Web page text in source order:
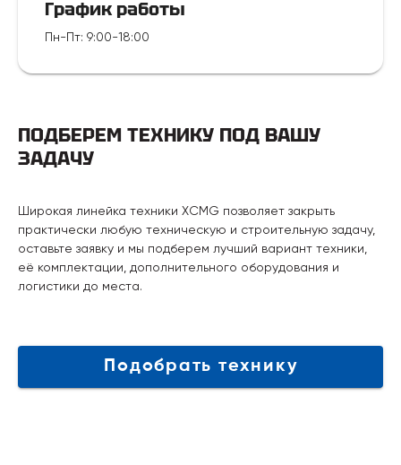
График работы
Пн-Пт: 9:00-18:00
ПОДБЕРЕМ ТЕХНИКУ ПОД ВАШУ
ЗАДАЧУ
Широкая линейка техники XCMG позволяет закрыть
практически любую техническую и строительную задачу,
оставьте заявку и мы подберем лучший вариант техники,
её комплектации, дополнительного оборудования и
логистики до места.
Подобрать технику